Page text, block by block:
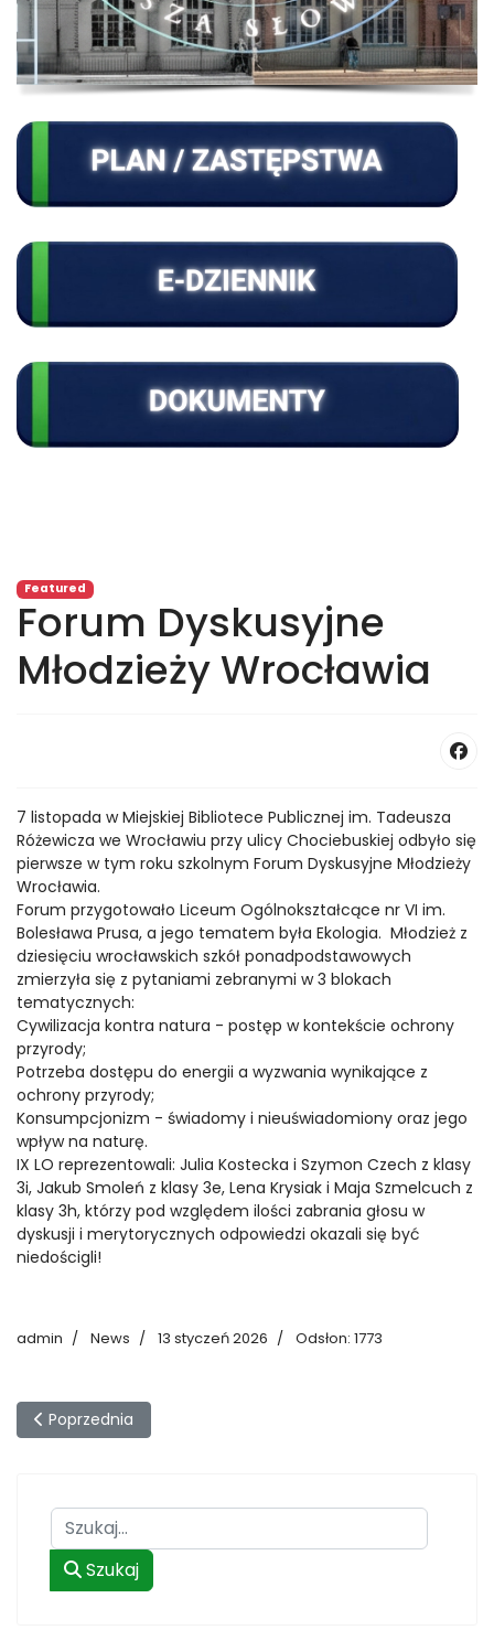
Featured
Forum Dyskusyjne
Młodzieży Wrocławia
7 listopada w Miejskiej Bibliotece Publicznej im. Tadeusza
Różewicza we Wrocławiu przy ulicy Chociebuskiej odbyło się
pierwsze w tym roku szkolnym Forum Dyskusyjne Młodzieży
Wrocławia.
Forum przygotowało Liceum Ogólnokształcące nr VI im.
Bolesława Prusa, a jego tematem była Ekologia. Młodzież z
dziesięciu wrocławskich szkół ponadpodstawowych
zmierzyła się z pytaniami zebranymi w 3 blokach
tematycznych:
Cywilizacja kontra natura - postęp w kontekście ochrony
przyrody;
Potrzeba dostępu do energii a wyzwania wynikające z
ochrony przyrody;
Konsumpcjonizm - świadomy i nieuświadomiony oraz jego
wpływ na naturę.
IX LO reprezentowali: Julia Kostecka i Szymon Czech z klasy
3i, Jakub Smoleń z klasy 3e, Lena Krysiak i Maja Szmelcuch z
klasy 3h, którzy pod względem ilości zabrania głosu w
dyskusji i merytorycznych odpowiedzi okazali się być
niedościgli!
admin News 13 styczeń 2026 Odsłon: 1773
Poprzednia strona: Radosna Parada Niepodległości
Poprzednia
Szukaj
Szukaj